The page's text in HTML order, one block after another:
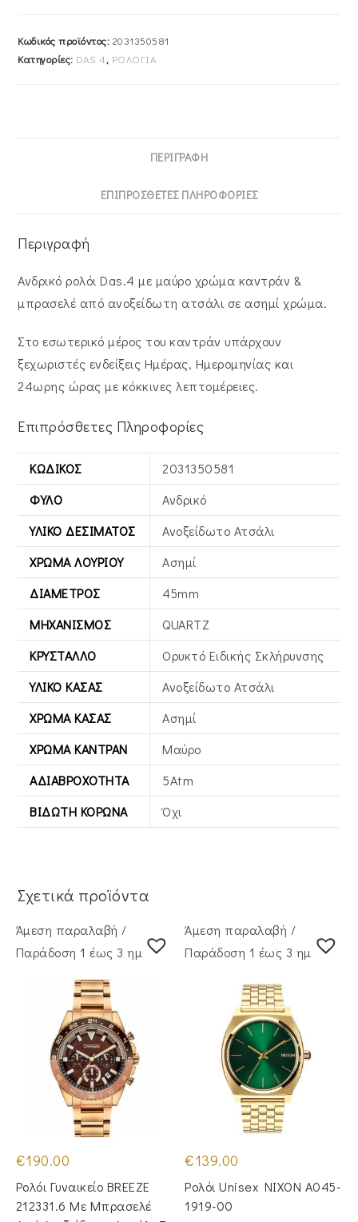
Μπρασελέ
Κωδικός προϊόντος: 2031350581
Κατηγορίες: DAS.4, ΡΟΛΟΓΙΑ
ΠΕΡΙΓΡΑΦΉ
ΕΠΙΠΡΌΣΘΕΤΕΣ ΠΛΗΡΟΦΟΡΊΕΣ
Περιγραφή
Ανδρικό ρολόι Das.4 με μαύρο χρώμα καντράν &
μπρασελέ από ανοξείδωτη ατσάλι σε ασημί χρώμα.
Στο εσωτερικό μέρος του καντράν υπάρχουν
ξεχωριστές ενδείξεις Ημέρας, Ημερομηνίας και
24ωρης ώρας με κόκκινες λεπτομέρειες.
Επιπρόσθετες Πληροφορίες
ΚΩΔΙΚΌΣ
2031350581
ΦΎΛΟ
Ανδρικό
ΥΛΙΚΌ ΔΕΣΊΜΑΤΟΣ
Ανοξείδωτο Ατσάλι
ΧΡΏΜΑ ΛΟΥΡΙΟΎ
Ασημί
ΔΙΆΜΕΤΡΟΣ
45mm
ΜΗΧΑΝΙΣΜΌΣ
QUARTZ
ΚΡΎΣΤΑΛΛΟ
Ορυκτό Ειδικής Σκλήρυνσης
ΥΛΙΚΌ ΚΆΣΑΣ
Ανοξείδωτο Ατσάλι
ΧΡΏΜΑ ΚΆΣΑΣ
Ασημί
ΧΡΏΜΑ ΚΑΝΤΡΆΝ
Μαύρο
ΑΔΙΑΒΡΟΧΌΤΗΤΑ
5Atm
ΒΙΔΩΤΉ ΚΟΡΏΝΑ
Όχι
Σχετικά προϊόντα
Άμεση παραλαβή /
Παράδoση 1 έως 3 ημέρες
€190.00
Ρολόι Γυναικείο BREEZE
212331.6 Με Μπρασελέ
Άμεση παραλαβή /
Παράδoση 1 έως 3 ημέρες
€139.00
Ρολόι Unisex NIXON A045-
1919-00